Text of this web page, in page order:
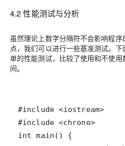
4.2 性能测试与分析
虽然理论上数字分隔符不会影响程
点，我们可以进行一些基准测试。
单的性能测试，比较了使用和不使
间。
#include <iostream>
#include <chrono>